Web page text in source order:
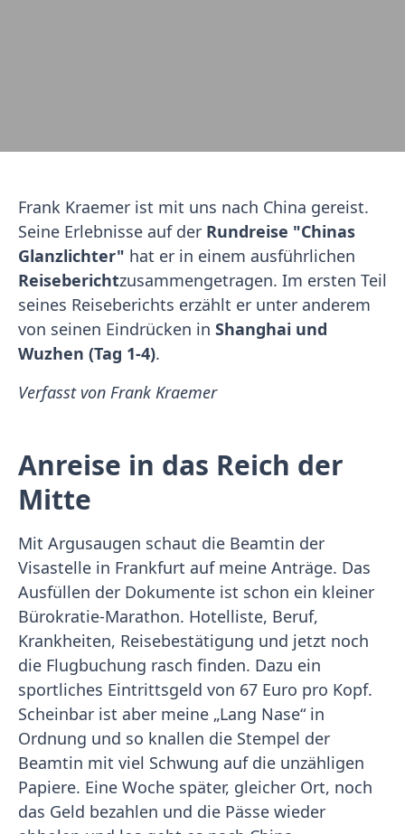
Frank Kraemer ist mit uns nach China gereist.
Seine Erlebnisse auf der Rundreise "Chinas
Glanzlichter" hat er in einem ausführlichen
Reiseberichtzusammengetragen. Im ersten Teil
seines Reiseberichts erzählt er unter anderem
von seinen Eindrücken in Shanghai und
Wuzhen (Tag 1-4).
Verfasst von Frank Kraemer
Anreise in das Reich der
Mitte
Mit Argusaugen schaut die Beamtin der
Visastelle in Frankfurt auf meine Anträge. Das
Ausfüllen der Dokumente ist schon ein kleiner
Bürokratie-Marathon. Hotelliste, Beruf,
Krankheiten, Reisebestätigung und jetzt noch
die Flugbuchung rasch finden. Dazu ein
sportliches Eintrittsgeld von 67 Euro pro Kopf.
Scheinbar ist aber meine „Lang Nase“ in
Ordnung und so knallen die Stempel der
Beamtin mit viel Schwung auf die unzähligen
Papiere. Eine Woche später, gleicher Ort, noch
das Geld bezahlen und die Pässe wieder